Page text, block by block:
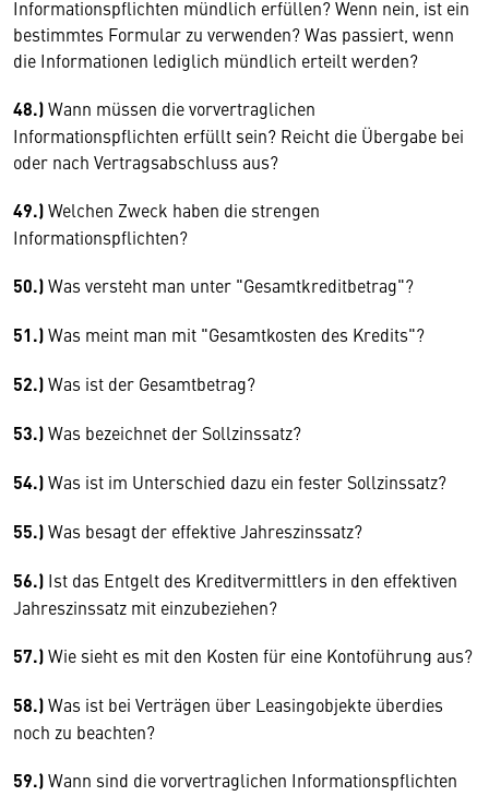
Informationspflichten mündlich erfüllen? Wenn nein, ist ein
bestimmtes Formular zu verwenden? Was passiert, wenn
die Informationen lediglich mündlich erteilt werden?
48.)Wann müssen die vorvertraglichen
Informationspflichten erfüllt sein? Reicht die Übergabe bei
oder nach Vertragsabschluss aus?
49.)Welchen Zweck haben die strengen
Informationspflichten?
50.)Was versteht man unter "Gesamtkreditbetrag"?
51.)Was meint man mit "Gesamtkosten des Kredits"?
52.)Was ist der Gesamtbetrag?
53.)Was bezeichnet der Sollzinssatz?
54.)Was ist im Unterschied dazu ein fester Sollzinssatz?
55.)Was besagt der effektive Jahreszinssatz?
56.) Ist das Entgelt des Kreditvermittlers in den effektiven
Jahreszinssatz mit einzubeziehen?
57.)Wie sieht es mit den Kosten für eine Kontoführung aus?
58.)Was ist bei Verträgen über Leasingobjekte überdies
noch zu beachten?
59.)Wann sind die vorvertraglichen Informationspflichten